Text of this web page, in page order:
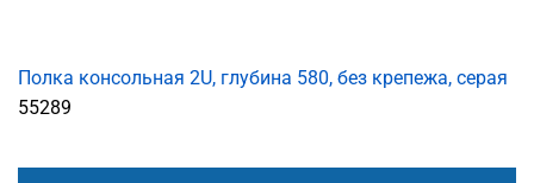
Полка консольная 2U, глубина 580, без крепежа, серая
55289